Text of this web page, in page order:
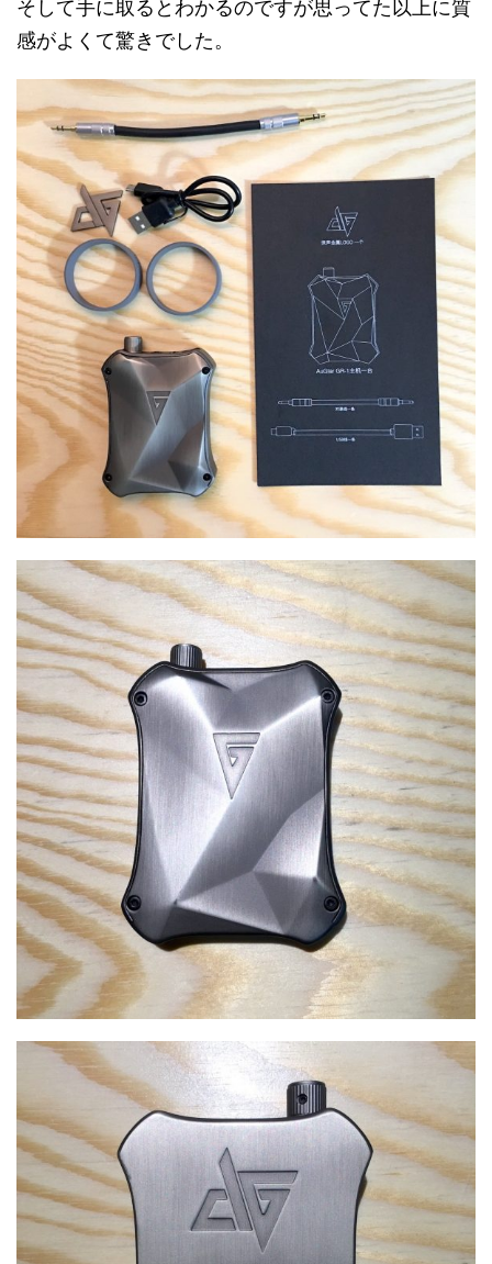
そして手に取るとわかるのですが思ってた以上に質
感がよくて驚きでした。